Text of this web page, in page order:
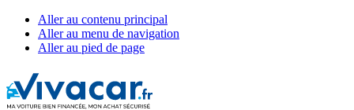
Aller au contenu principal
Aller au menu de navigation
Aller au pied de page